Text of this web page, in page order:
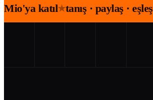
Mio'ya katıl★tanış · paylaş · eşleş